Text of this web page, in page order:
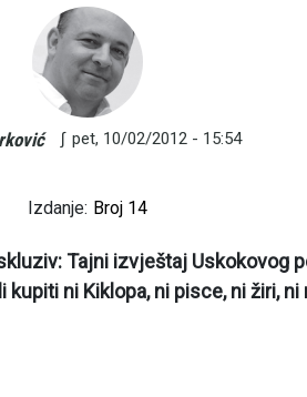
∫ pet, 10/02/2012 - 15:54
Izdanje: Broj 14
Tajni izvještaj Uskokovog
ni Kiklopa, ni pisce, ni žiri, ni